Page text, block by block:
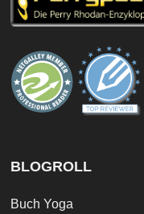
BLOGROLL
Buch Yoga